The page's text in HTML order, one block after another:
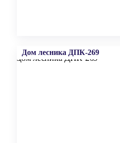
Дом лесника ДПК-269